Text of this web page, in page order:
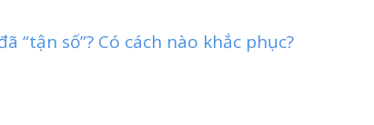
“tận số”? Có cách nào khắc phục?